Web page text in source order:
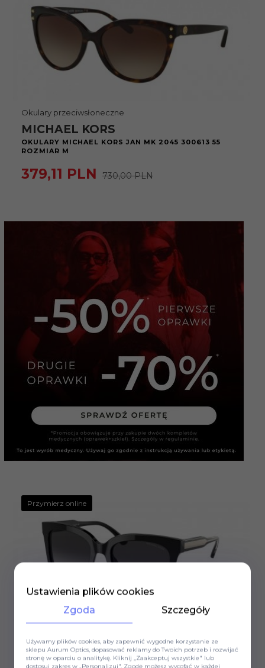
Okulary przeciwsłoneczne
MICHAEL KORS
OKULARY MICHAEL KORS JAN MK 2045 300613 55
ROZMIAR M
379,11 PLN 730,00 PLN
Przymierz online
MICHAEL KORS
OKULARY MICHAEL KORS SAN MARINO MK 2163
Ustawienia plików cookies
Zgoda
Szczegóły
Używamy plików cookies, aby zapewnić wygodne korzystanie ze
sklepu Aurum Optics, dopasować reklamy do Twoich potrzeb i rozwijać
stronę w oparciu o analitykę. Kliknij „Zaakceptuj wszystkie" lub
dostosuj zakres w „Personalizuj". Zgodę możesz wycofać w każdej